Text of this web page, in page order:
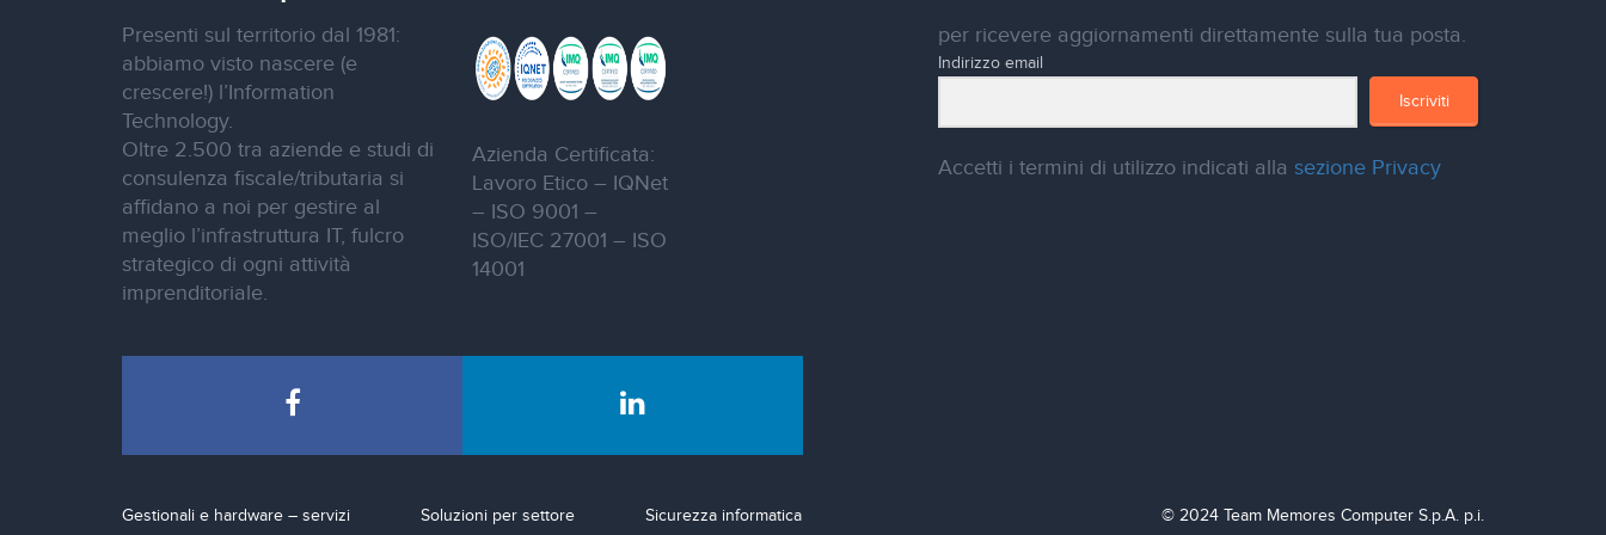
Presenti sul territorio dal 1981:
abbiamo visto nascere (e
crescere!) l’Information
Technology.
Oltre 2.500 tra aziende e studi di
consulenza fiscale/tributaria si
affidano a noi per gestire al
meglio l’infrastruttura IT, fulcro
strategico di ogni attività
imprenditoriale.
Azienda Certificata:
Lavoro Etico – IQNet
– ISO 9001 –
ISO/IEC 27001 – ISO
14001
per ricevere aggiornamenti direttamente sulla tua posta.
Indirizzo email
Iscriviti
Accetti i termini di utilizzo indicati alla sezione Privacy
Gestionali e hardware – servizi Soluzioni per settore Sicurezza informatica
© 2024 Team Memores Computer S.p.A. p.i.